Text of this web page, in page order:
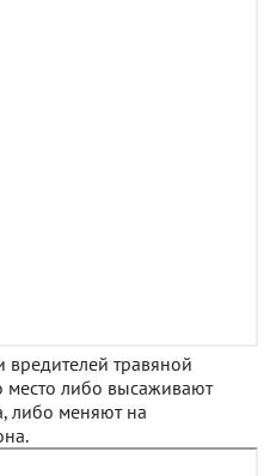
травяной
место либо высаживают
либо меняют на